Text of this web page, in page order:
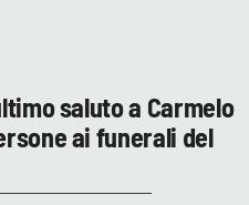
saluto a Carmelo
ai funerali del